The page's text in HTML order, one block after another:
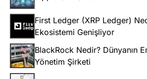
First Ledger (XRP Ledger)
Ekosistemi Genişliyor
BlackRock Nedir? Dünyanın
Yönetim Şirketi